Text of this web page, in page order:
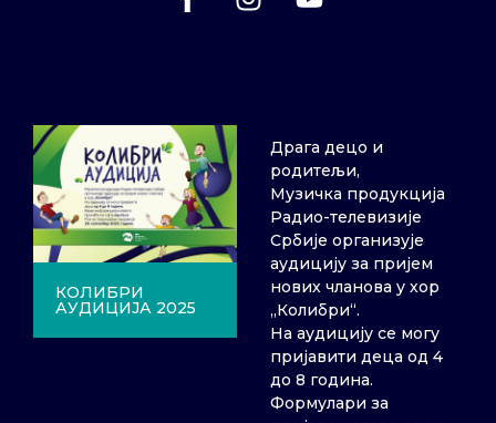
КОЛИБРИ
АУДИЦИЈА 2025
Драга децо и
родитељи,
Музичка продукција
Радио-телевизије
Србије организује
аудицију за пријем
нових чланова у хор
„Колибри“.
На аудицију се могу
пријавити деца од 4
до 8 година.
Формулари за